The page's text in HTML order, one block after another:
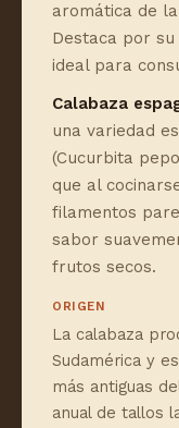
aromática de
Destaca por
ideal para
Calabaza
una variedad
(Cucurbita
que al
filamentos
sabor
frutos secos.
ORIGEN
La calabaza
Sudamérica y
más antiguas
anual de tallos